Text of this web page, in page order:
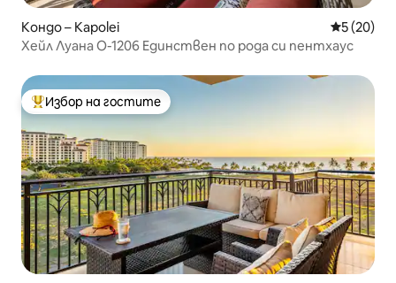
Кондо – Kapolei Средна
5 (20)
Хейл Луана O-1206 Единствен по рода си пентхаус
Най-популярен избор на гостите
Избор на гостите